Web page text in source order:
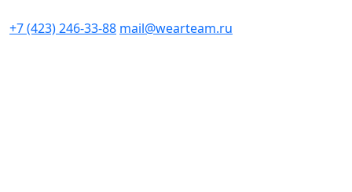
+7 (423) 246-33-88 mail@wearteam.ru